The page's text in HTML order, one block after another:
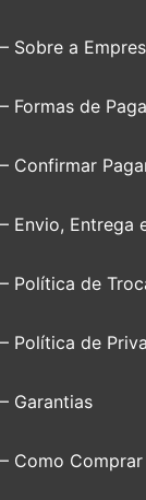
– Sobre a
– Formas de
– Confirmar
– Envio, Entrega
– Política de
– Política de
– Garantias
– Como Comprar